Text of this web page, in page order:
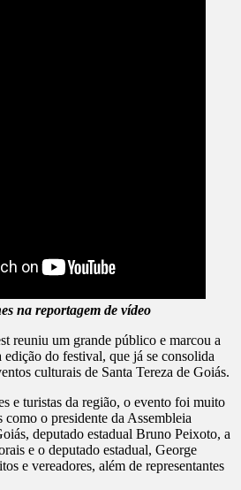
na reportagem de vídeo
reuniu um grande público e marcou a
do festival, que já se consolida
culturais de Santa Tereza de Goiás.
e turistas da região, o evento foi muito
o presidente da Assembleia
deputado estadual Bruno Peixoto, a
e o deputado estadual, George
e vereadores, além de representantes